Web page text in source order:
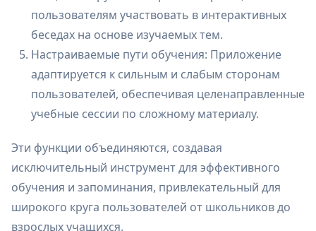
пользователям участвовать в интерактивных
беседах на основе изучаемых тем.
Настраиваемые пути обучения: Приложение
адаптируется к сильным и слабым сторонам
пользователей, обеспечивая целенаправленные
учебные сессии по сложному материалу.
Эти функции объединяются, создавая
исключительный инструмент для эффективного
обучения и запоминания, привлекательный для
широкого круга пользователей от школьников до
взрослых учащихся.